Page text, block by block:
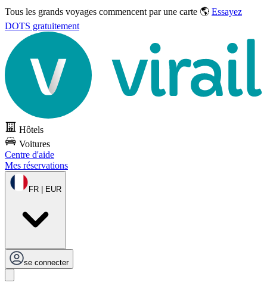
Tous les grands voyages commencent par une carte 🌎 Essayez
DOTS gratuitement
Hôtels
Voitures
Centre d'aide
Mes réservations
FR | EUR
se connecter